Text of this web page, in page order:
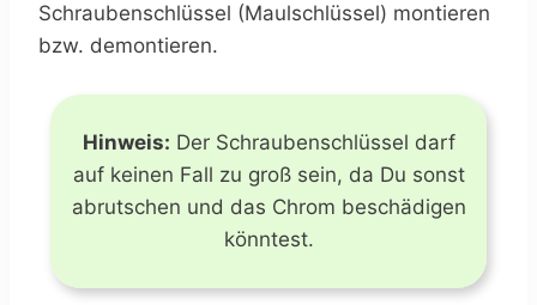
Schraubenschlüssel (Maulschlüssel) montieren
bzw. demontieren.
Hinweis: Der Schraubenschlüssel darf
auf keinen Fall zu groß sein, da Du sonst
abrutschen und das Chrom beschädigen
könntest.